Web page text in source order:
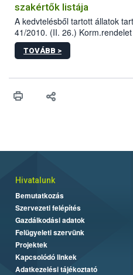
szakértők listája
A kedvtelésből tartott állatok
41/2010. (II. 26.)
sérülés, illetve ennek veszélye
hatósági feladatokat, valamint
vonni az ebek viselkedésének
TOVÁBB >
Hivatalunk
Bemutatkozás
Szervezeti felépítés
Gazdálkodási adatok
Felügyeleti szervünk
Projektek
Kapcsolódó linkek
Adatkezelési tájékoztató